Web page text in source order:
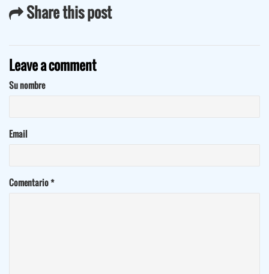
Share this post
Leave a comment
Su nombre
Email
Comentario*